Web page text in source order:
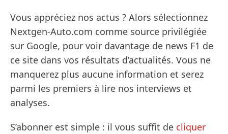
Vous appréciez nos actus ? Alors sélectionnez
Nextgen-Auto.com comme source privilégiée
sur Google, pour voir davantage de news F1 de
ce site dans vos résultats d’actualités. Vous ne
manquerez plus aucune information et serez
parmi les premiers à lire nos interviews et
analyses.
S’abonner est simple : il vous suffit de cliquer